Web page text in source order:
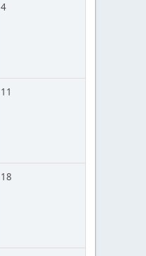
4
11
18